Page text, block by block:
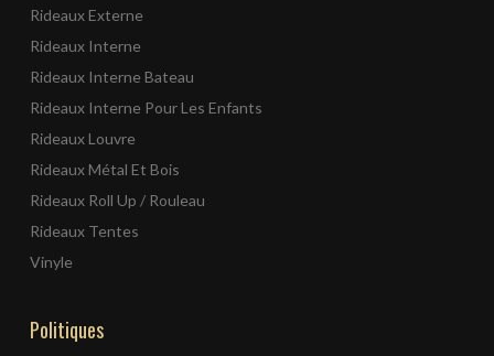
Rideaux Externe
Rideaux Interne
Rideaux Interne Bateau
Rideaux Interne Pour Les Enfants
Rideaux Louvre
Rideaux Métal Et Bois
Rideaux Roll Up / Rouleau
Rideaux Tentes
Vinyle
Politiques